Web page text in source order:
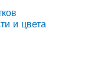
и цвета